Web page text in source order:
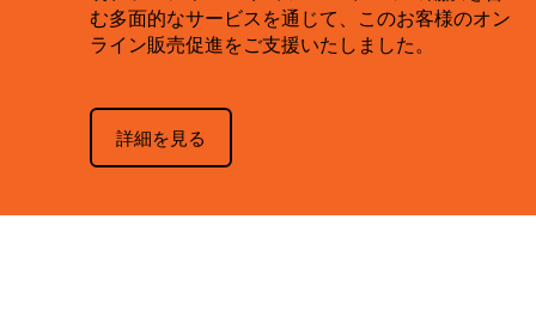
む多面的なサービスを通じて、このお客様のオン
ライン販売促進をご支援いたしました。
詳細を見る